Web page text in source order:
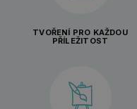
TVOŘENÍ PRO KAŽDOU
PŘÍLEŽITOST